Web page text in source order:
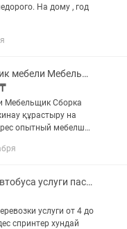
На дому , год
Услуги сборщик мебели Мебельщик
Мебельщик Сборка
құрастыру на
опытный мебелшик
Заказ микроавтобуса услуги пассажирские газель спринтер хундай спринтер
услуги от 4 до
спринтер хундай